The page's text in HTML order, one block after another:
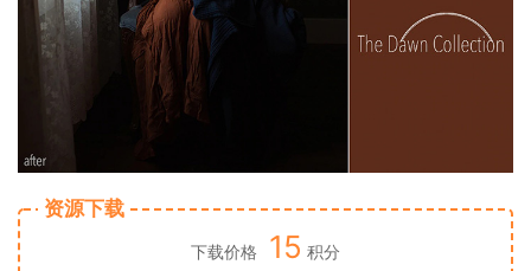
资源下载
下载价格 15 积分